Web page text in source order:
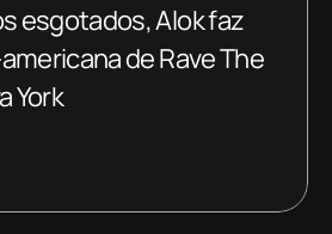
esgotados, Alok faz
de Rave The
York